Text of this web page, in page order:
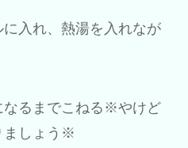
入れ、熱湯を入れなが
るまでこねる ※やけど
ましょう※